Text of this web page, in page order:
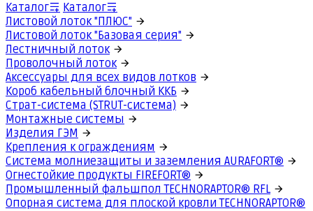
Каталог
Каталог
Листовой лоток "ПЛЮС"
Листовой лоток "Базовая серия"
Лестничный лоток
Проволочный лоток
Аксессуары для всех видов лотков
Короб кабельный блочный ККБ
Страт-система (STRUT-система)
Монтажные системы
Изделия ГЭМ
Крепления к ограждениям
Система молниезащиты и заземления AURAFORT®
Огнестойкие продукты FIREFORT®
Промышленный фальшпол TECHNORAPTOR® RFL
Опорная система для плоской кровли TECHNORAPTOR®